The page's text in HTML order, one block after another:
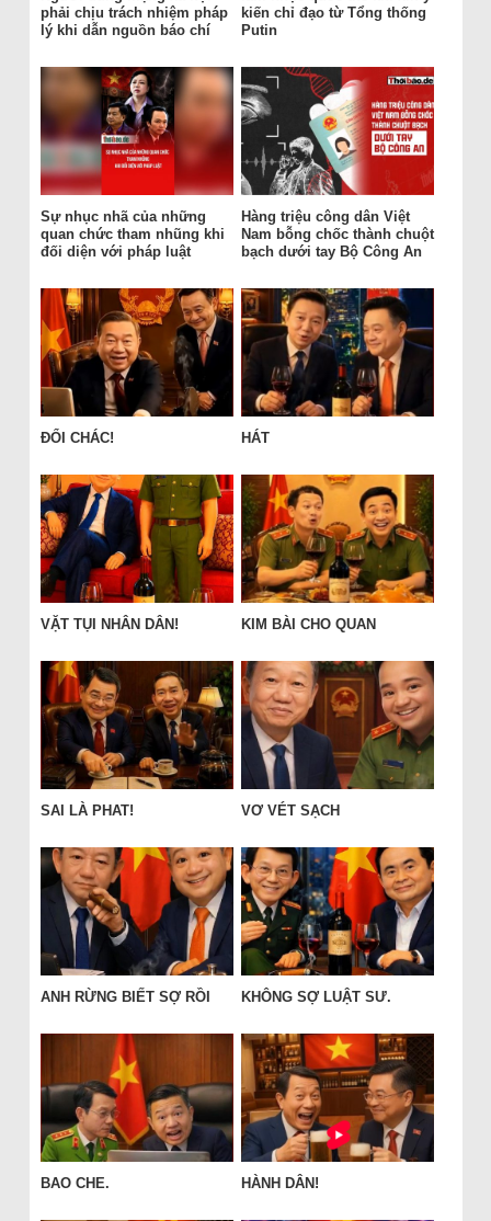
phải chịu trách nhiệm pháp
lý khi dẫn nguồn báo chí
kiến chỉ đạo từ Tổng thống
Putin
Sự nhục nhã của những
quan chức tham nhũng khi
đối diện với pháp luật
Hàng triệu công dân Việt
Nam bỗng chốc thành chuột
bạch dưới tay Bộ Công An
ĐỔI CHÁC! HÁT
VẶT TỤI NHÂN DÂN! KIM BÀI CHO QUAN
SAI LÀ PHAT! VƠ VÉT SẠCH
ANH RỪNG BIẾT SỢ RỒI KHÔNG SỢ LUẬT SƯ.
BAO CHE. HÀNH DÂN!